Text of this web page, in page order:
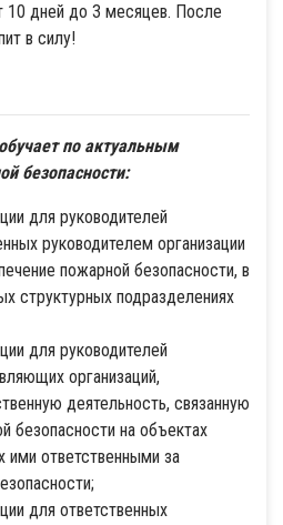
10 дней до 3 месяцев. После
в силу!
по актуальным
безопасности:
для руководителей
руководителем организации
пожарной безопасности, в
структурных подразделениях
для руководителей
организаций,
деятельность, связанную
безопасности на объектах
ими ответственными за
для ответственных